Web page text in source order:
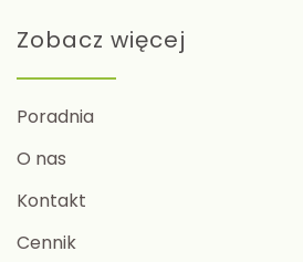
Zobacz więcej
Poradnia
O nas
Kontakt
Cennik